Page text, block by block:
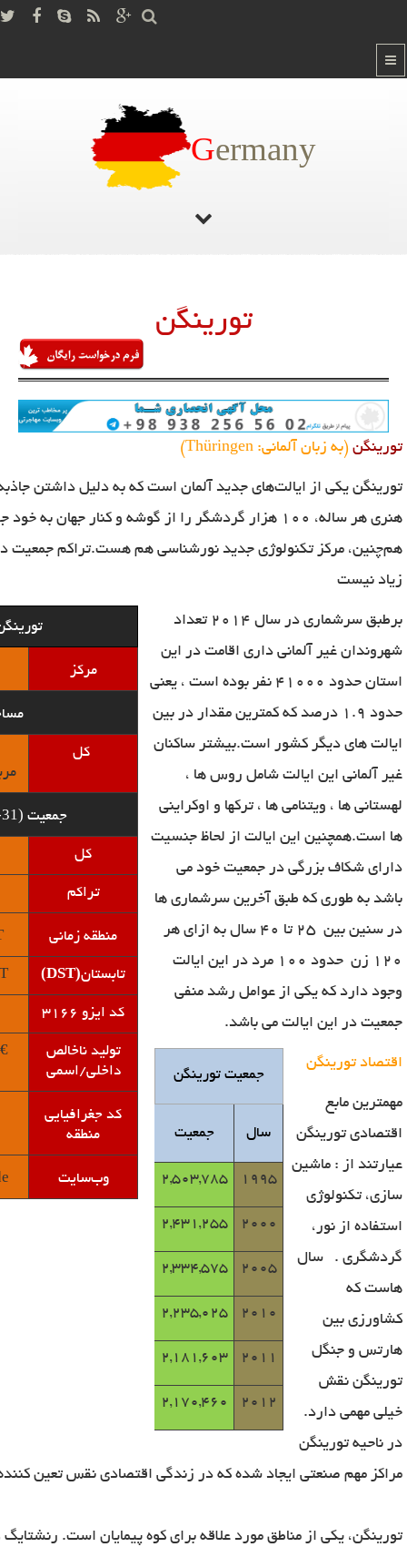
Germany
تورینگن
تورینگن (به زبان آلمانی: Thüringen
)
تورینگن یکی از ایالت‌های جدید آلمان است که به دلیل داشتن
هنری هر ساله، ۱۰۰ هزار گردشگر را از گوشه و کنار جهان به خود
هم‌چنین، مرکز تکنولوژی جدید نورشناسی هم هست.تراکم جمعیت
زیاد نیست
مرکز
کل
جمعیت (2014-12-31)
کل
تراکم
منطقه زمانی
تابستان(DST)
(
کد ایزو ۳۱۶۶
تولید ناخالص
داخلی/اسمی
€
کد جغرافیایی
منطقه
وب‌سایت
برطبق سرشماری در سال 2014 تعداد
شهروندان غیر آلمانی داری اقامت در این
استان حدود 41000 نفر بوده است ، یعنی
حدود 1.9 درصد که کمترین مقدار در بین
ایالت های دیگر کشور است.بیشتر ساکنان
غیر آلمانی این ایالت شامل روس ها ،
لهستانی ها ، ویتنامی ها ، ترکها و اوکراینی
ها است.همچنین این ایالت از لحاظ جنسیت
دارای شکاف بزرگی در جمعیت خود می
باشد به طوری که طبق آخرین سرشماری ها
در سنین بین
25 تا 40 سال به ازای هر
120 زن
حدود 100 مرد در این ایالت
وجود دارد که یکی از عوامل رشد منفی
جمعیت در این ایالت می باشد.
جمعیت تورینگن
سال جمعیت
1995
2,503,785
2000
2,431,255
2005
2,334,575
2010
2,235,025
2011
2,181,603
2012
2,170,460
اقتصاد تورینگن
مهمترین مابع
اقتصادی تورینگن
عیارتند از : ماشین
سازی،‌ تکنولوژی
استفاده از نور،
گردشگری . سال
هاست که
کشاورزی بین
هارتس و جنگل
تورینگن نقش
خیلی مهمی دارد.
در ناحیه تورینگن
مراکز مهم صنعتی ایجاد شده که در زندگی اقتصادی نقس تعین
تورینگن، یکی از مناطق مورد علاقه برای کوه‌ پیمایان است. رنشتایگ